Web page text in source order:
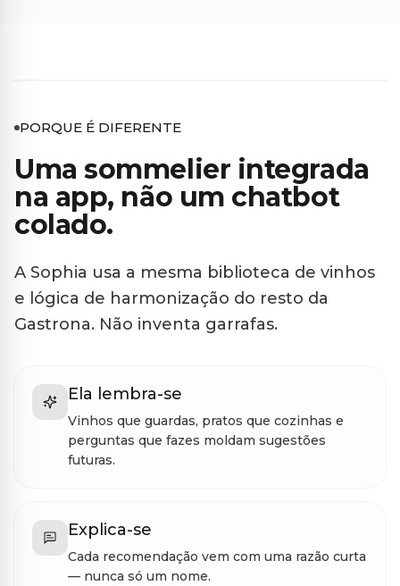
PORQUE É DIFERENTE
Uma sommelier integrada
na app, não um chatbot
colado.
A Sophia usa a mesma biblioteca de vinhos
e lógica de harmonização do resto da
Gastrona. Não inventa garrafas.
Ela lembra-se
Vinhos que guardas, pratos que cozinhas e
perguntas que fazes moldam sugestões
futuras.
Explica-se
Cada recomendação vem com uma razão curta
— nunca só um nome.